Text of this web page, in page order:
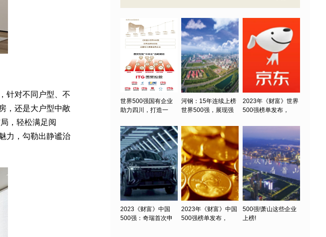
针对不同户型、不
，还是大户型中敞
，轻松满足阅
力，勾勒出静谧治
世界500强国有企业
助力四川，打造一
河钢：15年连续上榜
世界500强，展现强
2023年《财富》世界
500强榜单发布，
2023《财富》中国
500强：奇瑞首次申
2023年《财富》中国
500强榜单发布，
500强!萧山这些企业
上榜!